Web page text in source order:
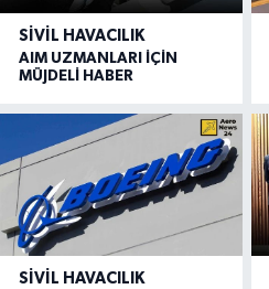
SIVIL HAVACILIK
AIM UZMANLARI İÇİN
MÜJDELİ HABER
SIVIL HAVACILIK